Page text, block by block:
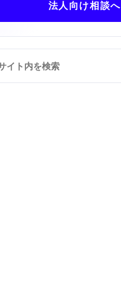
法人向け相談へ